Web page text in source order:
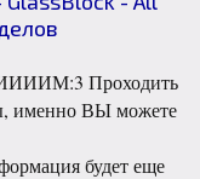
Проходить
именно ВЫ можете
будет еще